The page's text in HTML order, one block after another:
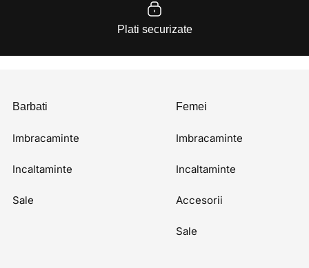
Plati securizate
Barbati
Imbracaminte
Incaltaminte
Sale
Femei
Imbracaminte
Incaltaminte
Accesorii
Sale